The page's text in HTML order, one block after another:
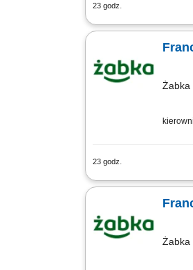
23 godz.
Żabka
23 godz.
Żabka